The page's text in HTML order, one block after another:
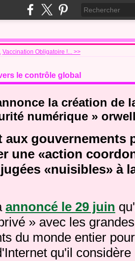
Vaccination Obligatoire !... >>
le contrôle global
la création de
numérique »
aux gouvernements
une «action
«nuisibles» à
annoncé le 29 juin
» avec les grandes
du monde entier
qu'il considère